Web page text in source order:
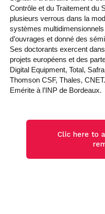
Contrôle et du Traitement du
plusieurs verrous dans la
systèmes
d’ouvrages et donné des
Ses doctorants exercent
projets européens et des
Digital Equipment, Total,
Thomson CSF, Thales,
Emérite à l’INP de Bordeaux.
Clic here to